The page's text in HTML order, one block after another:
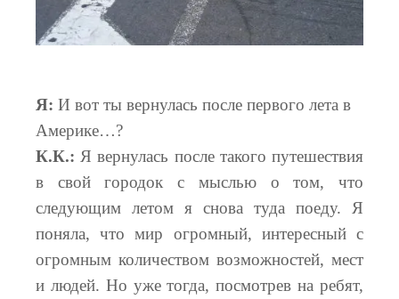
Я: И вот ты вернулась после первого лета в
Америке…?
К.К.: Я вернулась после такого путешествия
в свой городок с мыслью о том, что
следующим летом я снова туда поеду. Я
поняла, что мир огромный, интересный с
огромным количеством возможностей, мест
и людей. Но уже тогда, посмотрев на ребят,